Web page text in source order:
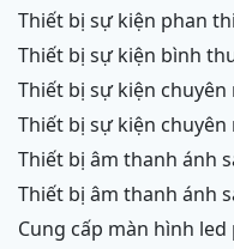
thiết bị sự kiện phan
thiết bị sự kiện bình
thiết bị sự kiện chuyên nghiệp phan thiết,phang
rang,ninh chữ,vĩnh
thiết bị sự kiện
thiết bị âm thanh ánh sáng chuyên nghiệp phan
thiết,phang rang,ninh
thiết bị âm thanh ánh sáng chuyên nghiệp bình
thuận,ninh thuận
cung cấp màn hình